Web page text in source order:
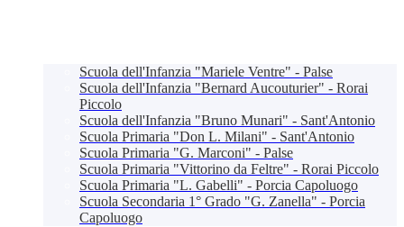
Scuola dell'Infanzia "Mariele Ventre" - Palse
Scuola dell'Infanzia "Bernard Aucouturier" - Rorai
Piccolo
Scuola dell'Infanzia "Bruno Munari" - Sant'Antonio
Scuola Primaria "Don L. Milani" - Sant'Antonio
Scuola Primaria "G. Marconi" - Palse
Scuola Primaria "Vittorino da Feltre" - Rorai Piccolo
Scuola Primaria "L. Gabelli" - Porcia Capoluogo
Scuola Secondaria 1° Grado "G. Zanella" - Porcia
Capoluogo